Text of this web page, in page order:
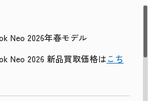
Neo 2026年春モデル
Neo 2026 新品買取価格はこち